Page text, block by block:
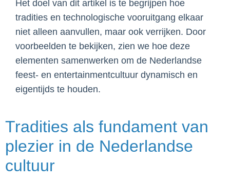
Het doel van dit artikel is te begrijpen hoe
tradities en technologische vooruitgang elkaar
niet alleen aanvullen, maar ook verrijken. Door
voorbeelden te bekijken, zien we hoe deze
elementen samenwerken om de Nederlandse
feest- en entertainmentcultuur dynamisch en
eigentijds te houden.
Tradities als fundament van
plezier in de Nederlandse
cultuur